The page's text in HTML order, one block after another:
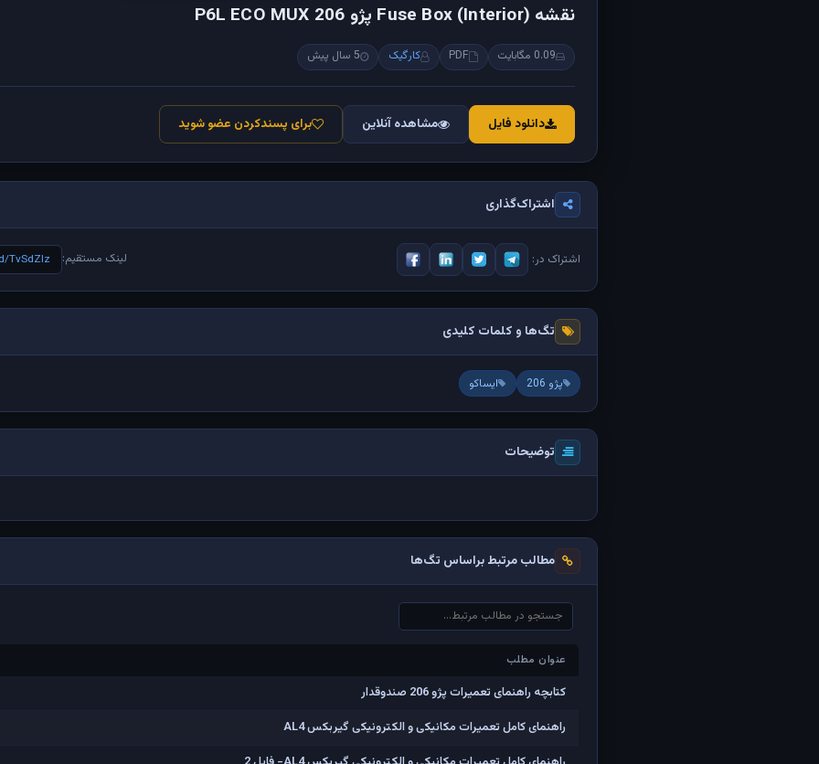
نقشه Fuse Box (Interior) پژو 206 P6L ECO MUX
0.09 مگابایت PDF کارگیک 5 سال پیش
دانلود فایل مشاهده آنلاین برای پسندکردن عضو شوید
اشتراک‌گذاری
اشتراک در: لینک مستقیم: TvSdZlz
تگ‌ها و کلمات کلیدی
پژو 206 ایساکو
توضیحات
مطالب مرتبط براساس تگ‌ها
عنوان مطلب
عنوان مطلب
کتابچه راهنمای تعمیرات پژو 206 صندوقدار
راهنمای کامل تعمیرات مکانیکی و الکترونیکی گیربکس AL4